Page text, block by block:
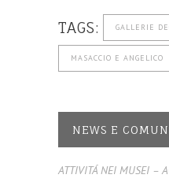
TAGS: GALLERIE
MASACCIO E ANGELICO
NEWS E
ATTIVITÁ NEI MUSEI –